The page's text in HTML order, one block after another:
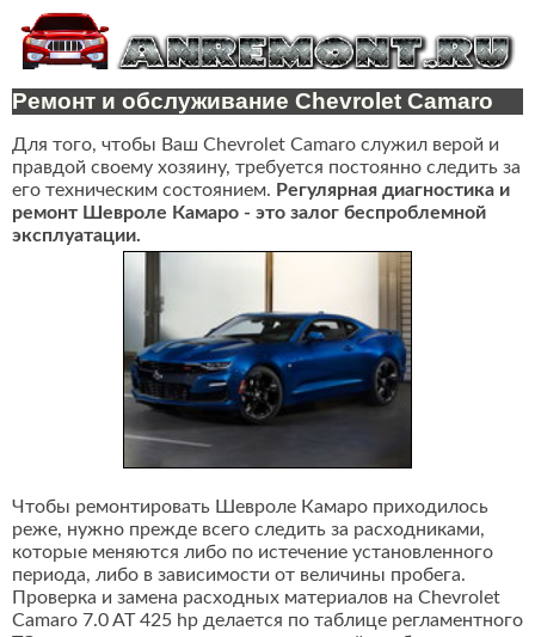
Ремонт и обслуживание Chevrolet Camaro
Для того, чтобы Ваш Chevrolet Camaro служил верой и
правдой своему хозяину, требуется постоянно следить за
его техническим состоянием. Регулярная диагностика и
ремонт Шевроле Камаро - это залог беспроблемной
эксплуатации.
Чтобы ремонтировать Шевроле Камаро приходилось
реже, нужно прежде всего следить за расходниками,
которые меняются либо по истечение установленного
периода, либо в зависимости от величины пробега.
Проверка и замена расходных материалов на Chevrolet
Camaro 7.0 AT 425 hp делается по таблице регламентного